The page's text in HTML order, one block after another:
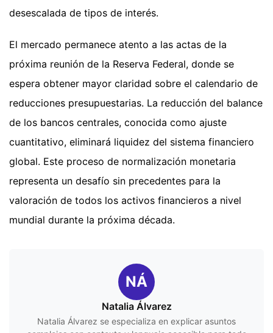
desescalada de tipos de interés.
El mercado permanece atento a las actas de la
próxima reunión de la Reserva Federal, donde se
espera obtener mayor claridad sobre el calendario de
reducciones presupuestarias. La reducción del balance
de los bancos centrales, conocida como ajuste
cuantitativo, eliminará liquidez del sistema financiero
global. Este proceso de normalización monetaria
representa un desafío sin precedentes para la
valoración de todos los activos financieros a nivel
mundial durante la próxima década.
NÁ
Natalia Álvarez
Natalia Álvarez se especializa en explicar asuntos